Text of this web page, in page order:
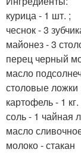
курица - 1 шт. ;
чеснок - 3
майонез - 3
перец черный
масло
столовые ложки
картофель - 1 кг.
соль - 1 чайная
масло
молоко - стакан